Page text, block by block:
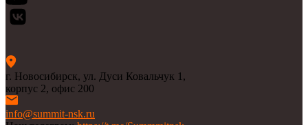
г. Новосибирск, ул. Дуси Ковальчук 1,
корпус 2, офис 200
info@summit-nsk.ru